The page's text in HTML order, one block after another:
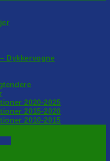
Dykkervogne
2020-2025
2015-2020
2010-2015